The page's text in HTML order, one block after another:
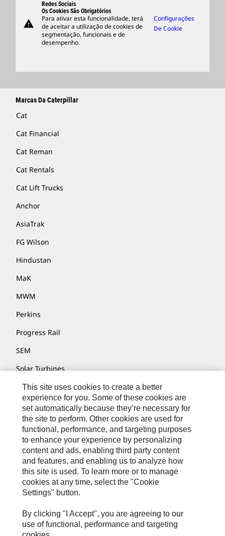
Suporte
Merchandise
Encontrar Um Revendedor
warning
Redes Sociais
Os Cookies São Obrigatórios
Para ativar esta funcionalidade, terá
de aceitar a utilização de cookies de
segmentação, funcionais e de
desempenho.
Configurações
De Cookie
Marcas Da Caterpillar
Cat
Cat Financial
Cat Reman
Cat Rentals
Cat Lift Trucks
Anchor
AsiaTrak
FG Wilson
Hindustan
MaK
MWM
Perkins
Progress Rail
SEM
Solar Turbines
SPM Oil & Gas
Turner Powertrain Systems
Fale Conosco
Mapa Do Local
Cookie Settings
Termos De Uso
Privacidade
Cat.com
This site uses cookies to create a better
experience for you. Some of these cookies are
set automatically because they’re necessary for
the site to perform. Other cookies are used for
functional, performance, and targeting purposes
to enhance your experience by personalizing
content and ads, enabling third party content
and features, and enabling us to analyze how
this site is used. To learn more or to manage
cookies at any time, select the "Cookie
Settings" button.
By clicking "I Accept", you are agreeing to our
use of functional, performance and targeting